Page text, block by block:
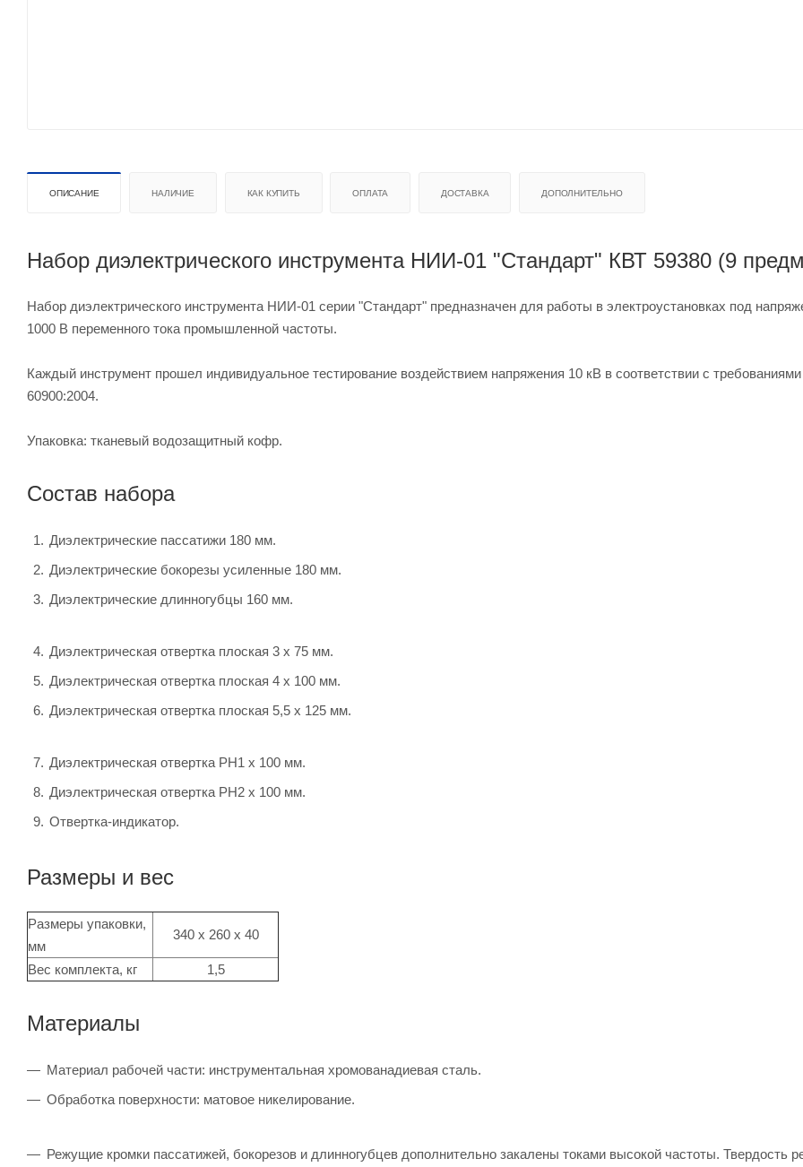
ОПИСАНИЕ НАЛИЧИЕ КАК КУПИТЬ ОПЛАТА ДОСТАВКА ДОПОЛНИТЕЛЬНО
Набор диэлектрического инструмента НИИ-01 "Стандарт" КВТ 59380 (9
Набор диэлектрического инструмента НИИ-01 серии "Стандарт" предназначен для работы в электроустановках под
1000 В переменного тока промышленной частоты.
Каждый инструмент прошел индивидуальное тестирование воздействием напряжения 10 кВ в соответствии с
60900:2004.
Упаковка: тканевый водозащитный кофр.
Состав набора
Диэлектрические пассатижи 180 мм.
Диэлектрические бокорезы усиленные 180 мм.
Диэлектрические длинногубцы 160 мм.
Диэлектрическая отвертка плоская 3 х 75 мм.
Диэлектрическая отвертка плоская 4 х 100 мм.
Диэлектрическая отвертка плоская 5,5 х 125 мм.
Диэлектрическая отвертка PH1 x 100 мм.
Диэлектрическая отвертка PH2 x 100 мм.
Отвертка-индикатор.
Размеры и вес
Размеры упаковки,
мм
340 х 260 х 40
Вес комплекта, кг 1,5
Материалы
Материал рабочей части: инструментальная хромованадиевая сталь.
Обработка поверхности: матовое никелирование.
Режущие кромки пассатижей, бокорезов и длинногубцев дополнительно закалены токами высокой частоты. Твердость